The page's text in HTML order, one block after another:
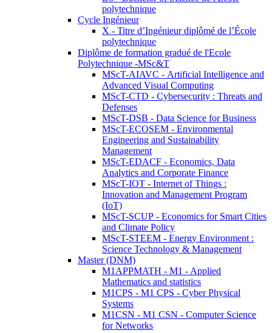
polytechnique
Cycle Ingénieur
X - Titre d’Ingénieur diplômé de l’École
polytechnique
Diplôme de formation gradué de l'Ecole
Polytechnique -MSc&T
MScT-AIAVC - Artificial Intelligence and
Advanced Visual Computing
MScT-CTD - Cybersecurity : Threats and
Defenses
MScT-DSB - Data Science for Business
MScT-ECOSEM - Environmental
Engineering and Sustainability
Management
MScT-EDACF - Economics, Data
Analytics and Corporate Finance
MScT-IOT - Internet of Things :
Innovation and Management Program
(IoT)
MScT-SCUP - Economics for Smart Cities
and Climate Policy
MScT-STEEM - Energy Environment :
Science Technology & Management
Master (DNM)
M1APPMATH - M1 - Applied
Mathematics and statistics
M1CPS - M1 CPS - Cyber Physical
Systems
M1CSN - M1 CSN - Computer Science
for Networks